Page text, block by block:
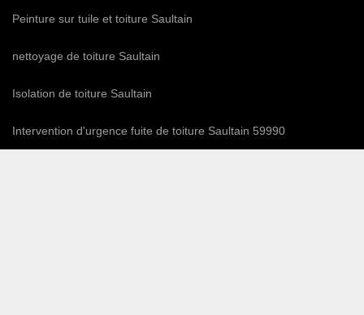
Peinture sur tuile et toiture Saultain
nettoyage de toiture Saultain
Isolation de toiture Saultain
Intervention d'urgence fuite de toiture Saultain 59990